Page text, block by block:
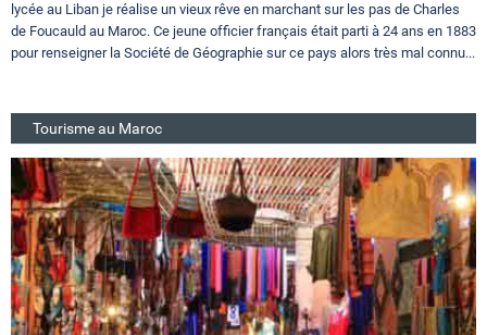
lycée au Liban je réalise un vieux rêve en marchant sur les pas de Charles
de Foucauld au Maroc. Ce jeune officier français était parti à 24 ans en 1883
pour renseigner la Société de Géographie sur ce pays alors très mal connu...
Tourisme au Maroc